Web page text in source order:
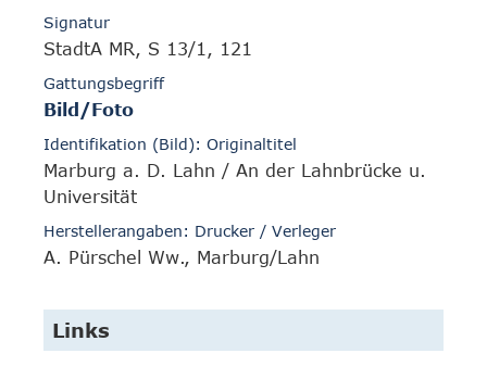
Signatur
StadtA MR, S 13/1, 121
Gattungsbegriff
Bild/Foto
Identifikation (Bild): Originaltitel
Marburg a. D. Lahn / An der Lahnbrücke u.
Universität
Herstellerangaben: Drucker / Verleger
A. Pürschel Ww., Marburg/Lahn
Links